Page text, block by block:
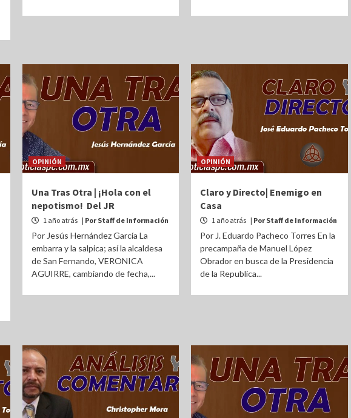
OPINIÓN
Una Tras Otra | ¡Hola con el
nepotismo! Del JR
1 año atrás | Por Staff de Información
Por Jesús Hernández García La
embarra y la salpica; así la alcaldesa
de San Fernando, VERONICA
AGUIRRE, cambiando de fecha,...
OPINIÓN
Claro y Directo| Enemigo en
Casa
1 año atrás | Por Staff de Información
Por J. Eduardo Pacheco Torres En la
precampaña de Manuel López
Obrador en busca de la Presidencia
de la Republica...